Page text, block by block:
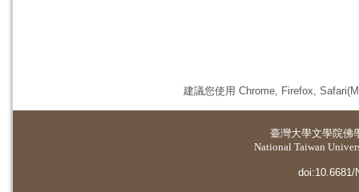
建議您使用 Chrome, Firefox,
臺灣大學文學院佛
National Taiwan
doi:10.6681/